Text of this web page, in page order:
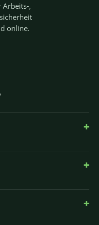
Arbeits-,
online.
+
+
+